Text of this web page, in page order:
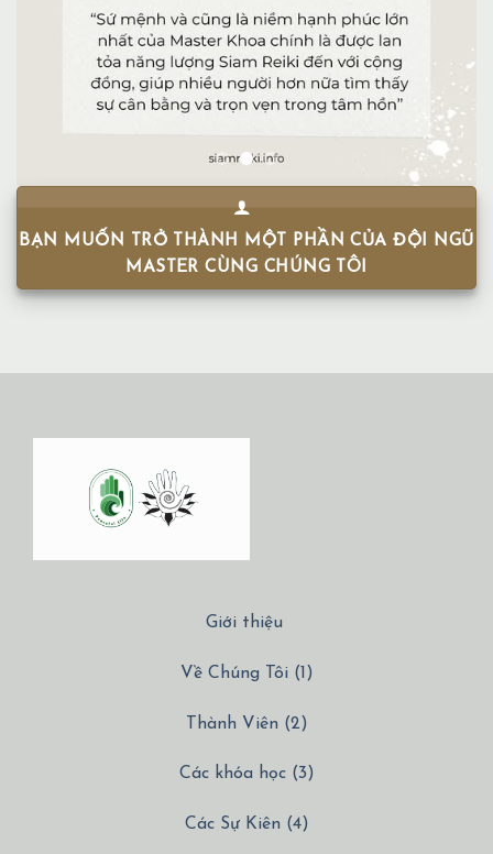
BẠN MUỐN TRỞ THÀNH MỘT PHẦN CỦA ĐỘI NGŨ
MASTER CÙNG CHÚNG TÔI
Giới thiệu
Về Chúng Tôi (1)
Thành Viên (2)
Các khóa học (3)
Các Sự Kiên (4)